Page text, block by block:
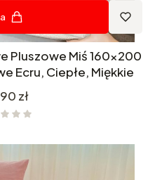
Pluszowe Miś 160x200
Ecru, Ciepłe, Miękkie
zł